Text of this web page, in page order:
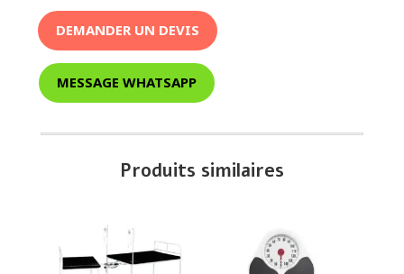
DEMANDER UN DEVIS
MESSAGE WHATSAPP
Produits similaires